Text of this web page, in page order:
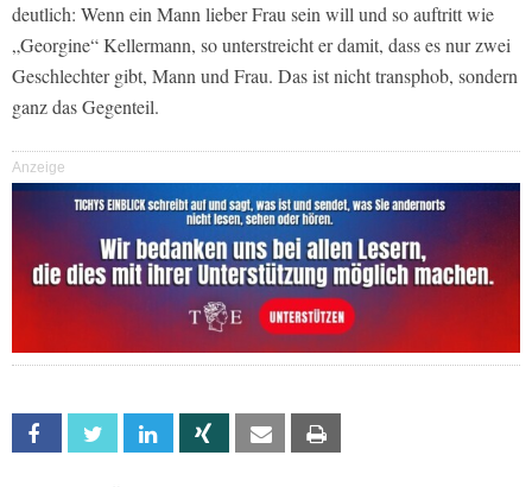
deutlich: Wenn ein Mann lieber Frau sein will und so auftritt wie
„Georgine“ Kellermann, so unterstreicht er damit, dass es nur zwei
Geschlechter gibt, Mann und Frau. Das ist nicht transphob, sondern
ganz das Gegenteil.
Anzeige
Facebook Twitter Linkedin Xing Email